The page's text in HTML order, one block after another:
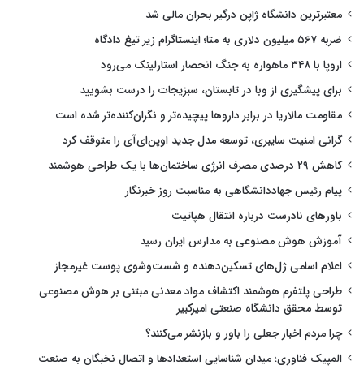
معتبرترین دانشگاه ژاپن درگیر بحران مالی شد
ضربه ۵۶۷ میلیون دلاری به متا؛ اینستاگرام زیر تیغ دادگاه
اروپا با ۳۴۸ ماهواره به جنگ انحصار استارلینک می‌رود
برای پیشگیری از وبا در تابستان، سبزیجات را درست بشویید
مقاومت مالاریا در برابر داروها پیچیده‌تر و نگران‌کننده‌تر شده است
گرانی امنیت سایبری، توسعه مدل جدید اوپن‌ای‌آی را متوقف کرد
کاهش ۲۹ درصدی مصرف انرژی ساختمان‌ها با یک طراحی هوشمند
پیام رئیس جهاددانشگاهی به مناسبت روز خبرنگار
باورهای نادرست درباره انتقال هپاتیت
آموزش هوش مصنوعی به مدارس ایران رسید
اعلام اسامی ژل‌های تسکین‌دهنده و شست‌وشوی پوست غیرمجاز
طراحی پلتفرم هوشمند اکتشاف مواد معدنی مبتنی بر هوش مصنوعی
توسط محقق دانشگاه صنعتی امیرکبیر
چرا مردم اخبار جعلی را باور و بازنشر می‌کنند؟
المپیک فناوری؛ میدان شناسایی استعدادها و اتصال نخبگان به صنعت